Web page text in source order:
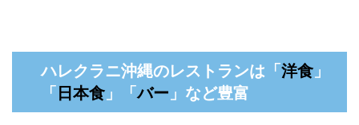
ハレクラニ沖縄のレストランは「洋食 」
「 日本食 」「バー 」など豊富